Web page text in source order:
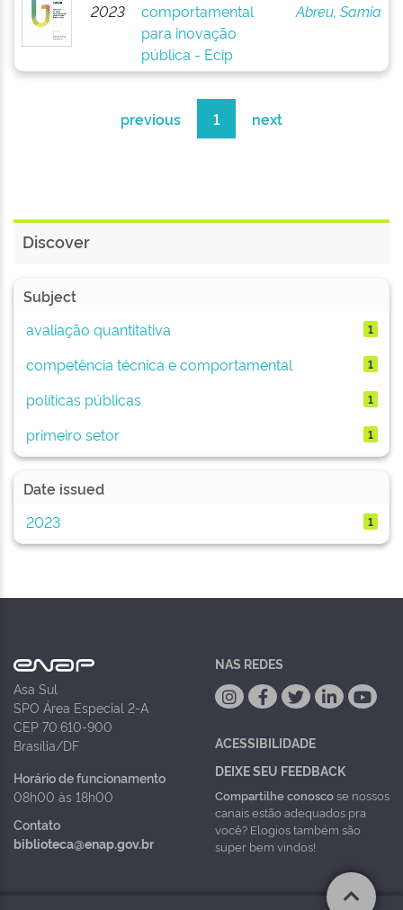
2023
comportamental
para inovação
pública - Ecip
Abreu, Samia
previous 1 next
Discover
Subject
avaliação quantitativa
1
competência técnica e comportamental 1
políticas públicas 1
primeiro setor 1
Date issued
2023
1
Asa Sul
SPO Área Especial 2-A
CEP 70.610-900
Brasília/DF
Horário de funcionamento
08h00 às 18h00
Contato
biblioteca@enap.gov.br
NAS REDES
ACESSIBILIDADE
DEIXE SEU FEEDBACK
Compartilhe conoscose nossos
canais estão adequados pra
você? Elogios também são
super bem vindos!